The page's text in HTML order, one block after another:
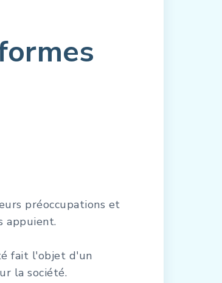
préoccupations et
appuient.
fait l'objet d'un
la société.